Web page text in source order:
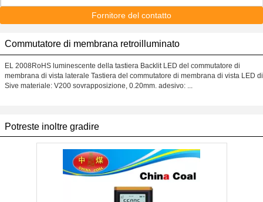
Fornitore del contatto
Commutatore di membrana retroilluminato
EL 2008RoHS luminescente della tastiera Backlit LED del commutatore di
membrana di vista laterale Tastiera del commutatore di membrana di vista LED di
Sive materiale: V200 sovrapposizione, 0.20mm. adesivo: ...
Potreste inoltre gradire